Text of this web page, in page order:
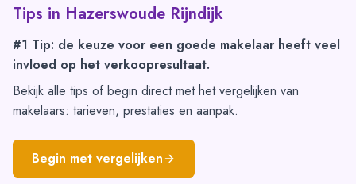
Tips in Hazerswoude Rijndijk
#1 Tip: de keuze voor een goede makelaar heeft veel
invloed op het verkoopresultaat.
Bekijk alle tips of begin direct met het vergelijken van
makelaars: tarieven, prestaties en aanpak.
Begin met vergelijken